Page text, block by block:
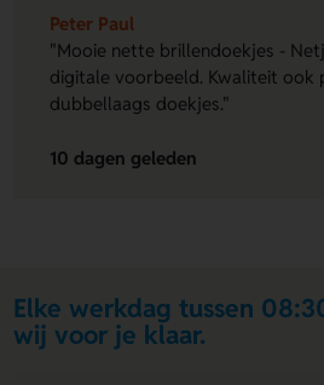
Peter Paul
"Mooie nette brillendoekjes -
digitale voorbeeld. Kwaliteit ook
dubbellaags doekjes."
10 dagen geleden
Elke werkdag tussen
wij voor je klaar.